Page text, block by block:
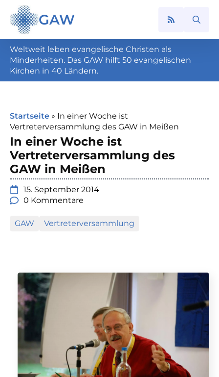
GAW
Search
Weltweit leben evangelische Christen als
Minderheiten. Das GAW hilft 50 evangelischen
Kirchen in 40 Ländern.
Startseite » In einer Woche ist
Vertreterversammlung des GAW in Meißen
In einer Woche ist
Vertreterversammlung des
GAW in Meißen
15. September 2014
0 Kommentare
GAW Vertreterversammlung